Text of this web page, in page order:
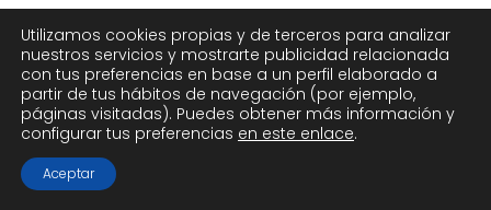
Los mejores suplementos para
mejorar tu agilidad y coordinación en
CrossFit
Utilizamos cookies propias y de terceros para analizar
nuestros servicios y mostrarte publicidad relacionada
con tus preferencias en base a un perfil elaborado a
partir de tus hábitos de navegación (por ejemplo,
páginas visitadas). Puedes obtener más información y
configurar tus preferencias en este enlace.
Aceptar